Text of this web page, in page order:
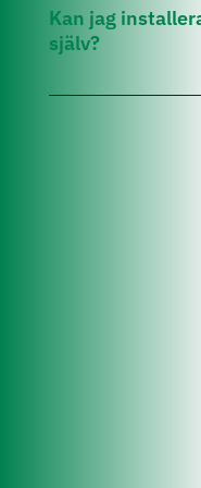
Kan jag
själv?